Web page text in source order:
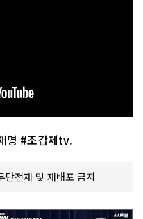
명 #조갑제tv.
전재 및 재배포 금지